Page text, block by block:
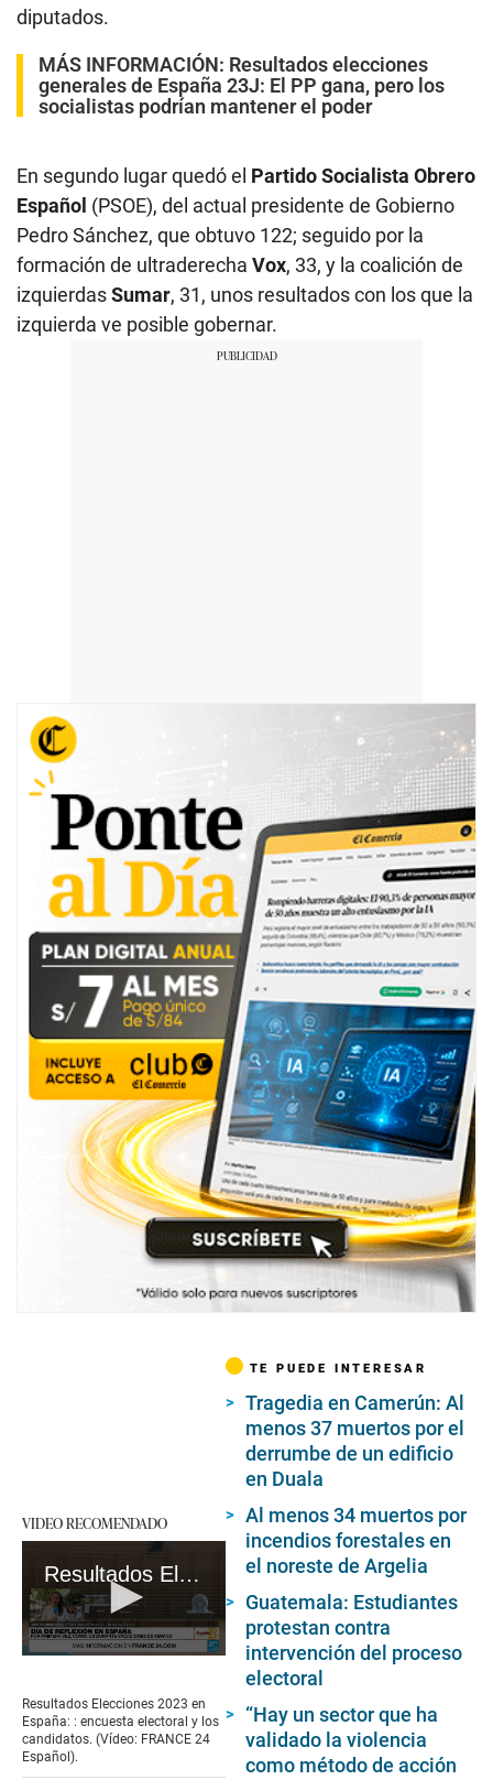
diputados.
MÁS INFORMACIÓN: Resultados elecciones
generales de España 23J: El PP gana, pero los
socialistas podrían mantener el poder
En segundo lugar quedó el Partido Socialista Obrero
Español (PSOE), del actual presidente de Gobierno
Pedro Sánchez, que obtuvo 122; seguido por la
formación de ultraderecha Vox, 33, y la coalición de
izquierdasSumar, 31, unos resultados con los que la
izquierda ve posible gobernar.
VIDEO RECOMENDADO
Resultados Elecciones 2023 en España: : encuesta electoral y los candidatos. (Vídeo: FRANCE 24 Español).
of
1
minute,
41
seconds
Resultados Elecciones 2023 en
España: : encuesta electoral y los
candidatos. (Vídeo: FRANCE 24
Español).
TE PUEDE INTERESAR
Tragedia en Camerún: Al
menos 37 muertos por el
derrumbe de un edificio
en Duala
Al menos 34 muertos por
incendios forestales en
el noreste de Argelia
Guatemala: Estudiantes
protestan contra
intervención del proceso
electoral
“Hay un sector que ha
validado la violencia
como método de acción